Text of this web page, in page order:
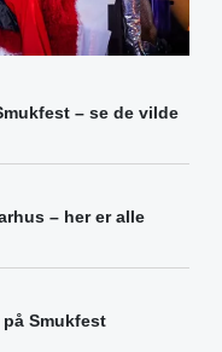
– se de vilde
– her er alle
Smukfest